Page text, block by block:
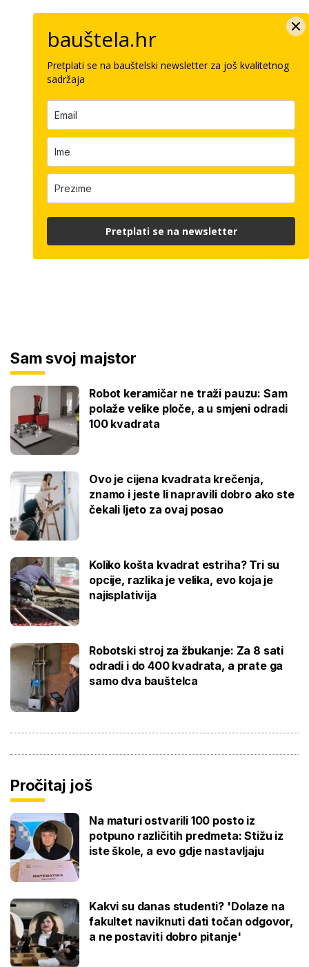
Sam svoj majstor
Robot keramičar ne traži pauzu: Sam
polaže velike ploče, a u smjeni odradi
100 kvadrata
Ovo je cijena kvadrata krečenja,
znamo i jeste li napravili dobro ako ste
čekali ljeto za ovaj posao
Koliko košta kvadrat estriha? Tri su
opcije, razlika je velika, evo koja je
najisplativija
Robotski stroj za žbukanje: Za 8 sati
odradi i do 400 kvadrata, a prate ga
samo dva bauštelca
Pročitaj još
Na maturi ostvarili 100 posto iz
potpuno različitih predmeta: Stižu iz
iste škole, a evo gdje nastavljaju
Kakvi su danas studenti? 'Dolaze na
fakultet naviknuti dati točan odgovor,
a ne postaviti dobro pitanje'
bauštela.hr
Pretplati se na bauštelski newsletter za još kvalitetnog
sadržaja
Pretplati se na newsletter